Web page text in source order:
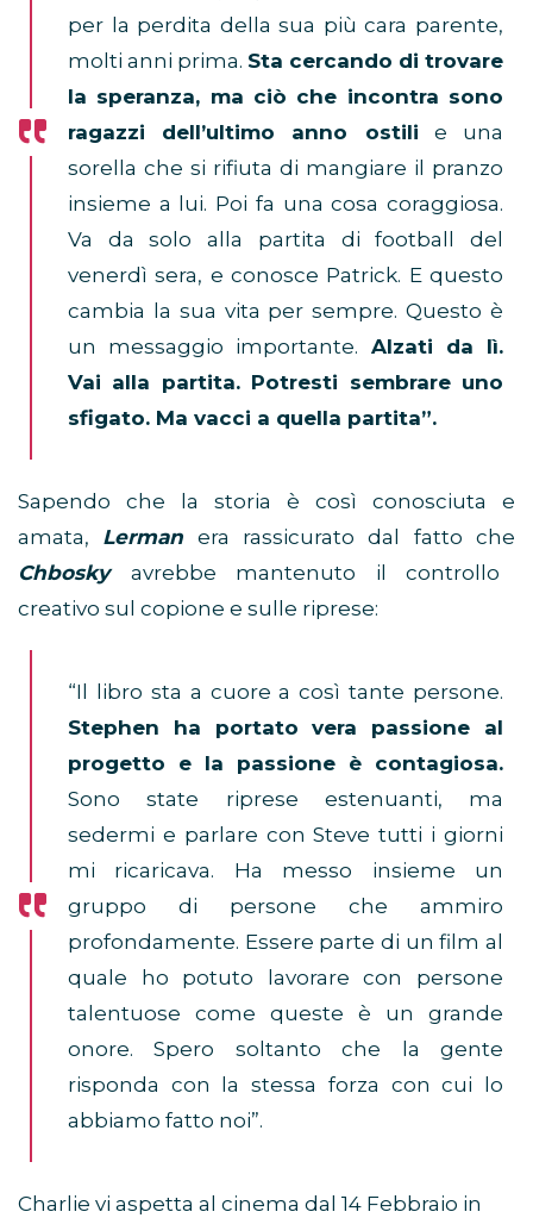
per la perdita della sua più cara parente,
molti anni prima. Sta cercando di trovare
la speranza, ma ciò che incontra sono
ragazzi dell’ultimo anno ostili e una
sorella che si rifiuta di mangiare il pranzo
insieme a lui. Poi fa una cosa coraggiosa.
Va da solo alla partita di football del
venerdì sera, e conosce Patrick. E questo
cambia la sua vita per sempre. Questo è
un messaggio importante. Alzati da lì.
Vai alla partita. Potresti sembrare uno
sfigato. Ma vacci a quella partita”.
Sapendo che la storia è così conosciuta e
amata, Lerman era rassicurato dal fatto che
Chbosky
avrebbe mantenuto il controllo
creativo sul copione e sulle riprese:
“Il libro sta a cuore a così tante persone.
Stephen ha portato vera passione al
progetto e la passione è contagiosa.
Sono state riprese estenuanti, ma
sedermi e parlare con Steve tutti i giorni
mi ricaricava. Ha messo insieme un
gruppo di persone che ammiro
profondamente. Essere parte di un film al
quale ho potuto lavorare con persone
talentuose come queste è un grande
onore. Spero soltanto che la gente
risponda con la stessa forza con cui lo
abbiamo fatto noi”.
Charlie vi aspetta al cinema dal 14 Febbraio in